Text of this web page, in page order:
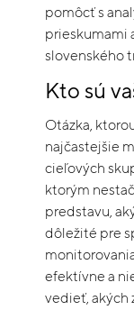
pomôcť s
prieskumami
slovenského
Kto sú
Otázka,
najčastejšie
cieľových
ktorým
predstavu,
dôležité pre
efektívne a
vedieť, akých